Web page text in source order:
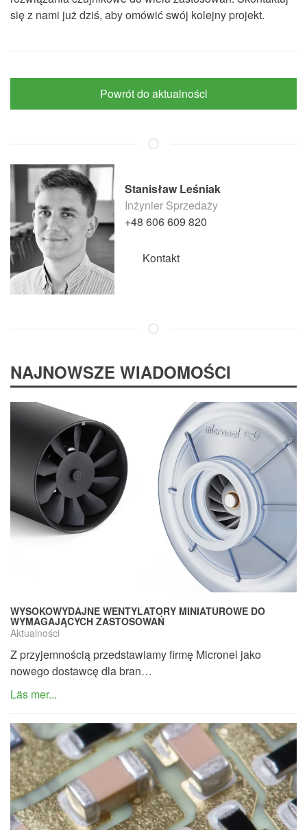
się z nami już dziś, aby omówić swój kolejny projekt.
Powrót do aktualności
Stanisław Leśniak
Inżynier Sprzedaży
+48 606 609 820
Kontakt
NAJNOWSZE WIADOMOŚCI
WYSOKOWYDAJNE WENTYLATORY MINIATUROWE DO
WYMAGAJĄCYCH ZASTOSOWAŃ
Aktualności
Z przyjemnością przedstawiamy firmę Micronel jako
nowego dostawcę dla bran…
Läs mer...